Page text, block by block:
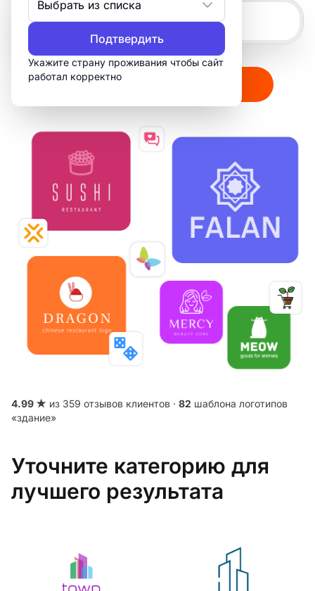
Выбрать из списка
Подтвердить
Укажите страну проживания чтобы сайт
работал корректно
Создать мой логотип
4.99 ★ из 359 отзывов клиентов · 82 шаблона логотипов
«здание»
Уточните категорию для
лучшего результата